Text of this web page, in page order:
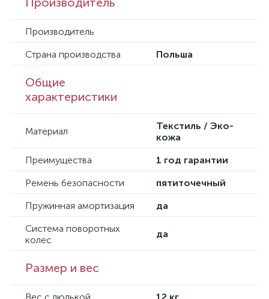
Производитель
Страна производства
Польша
Общие
характеристики
Материал
Текстиль / Эко-
кожа
Преимущества
1 год гарантии
Ремень безопасности
пятиточечный
Пружинная амортизация
да
Система поворотных
колес
да
Размер и вес